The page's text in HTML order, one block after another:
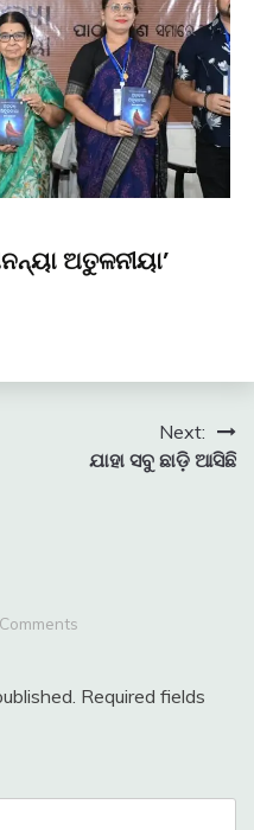
ଅତୁଳନୀୟା’
Next:
ଯାହା ସବୁ ଛାଡ଼ି ଆସିଛି
Required fields